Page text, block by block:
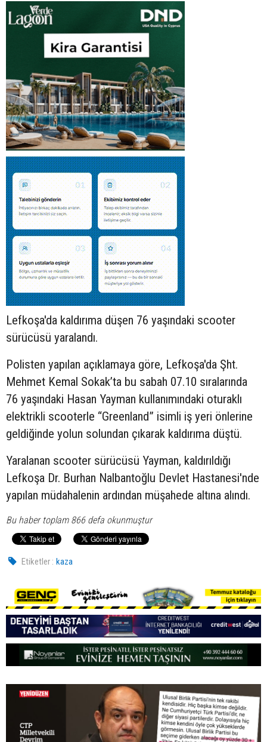
Lefkoşa'da kaldırıma düşen 76 yaşındaki scooter
sürücüsü yaralandı.
Polisten yapılan açıklamaya göre, Lefkoşa'da Şht.
Mehmet Kemal Sokak’ta bu sabah 07.10 sıralarında
76 yaşındaki Hasan Yayman kullanımındaki oturaklı
elektrikli scooterle “Greenland” isimli iş yeri önlerine
geldiğinde yolun solundan çıkarak kaldırıma düştü.
Yaralanan scooter sürücüsü Yayman, kaldırıldığı
Lefkoşa Dr. Burhan Nalbantoğlu Devlet Hastanesi'nde
yapılan müdahalenin ardından müşahede altına alındı.
Bu haber toplam 866 defa okunmuştur
Etiketler : kaza